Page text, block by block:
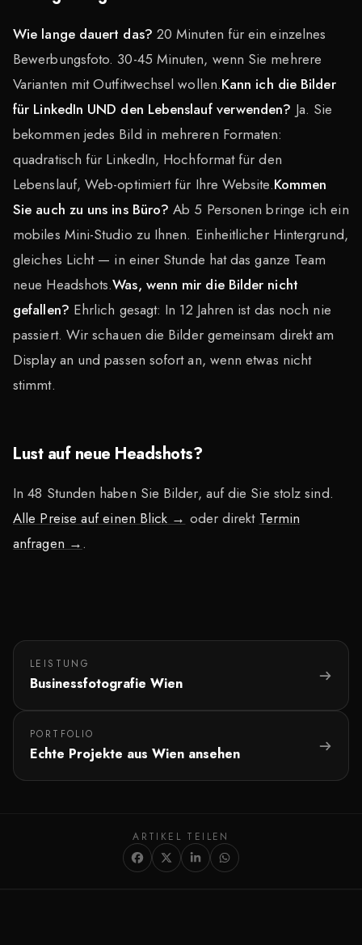
Wie lange dauert das? 20 Minuten für ein einzelnes
Bewerbungsfoto. 30-45 Minuten, wenn Sie mehrere
Varianten mit Outfitwechsel wollen.Kann ich die Bilder
für LinkedIn UND den Lebenslauf verwenden? Ja. Sie
bekommen jedes Bild in mehreren Formaten:
quadratisch für LinkedIn, Hochformat für den
Lebenslauf, Web-optimiert für Ihre Website.Kommen
Sie auch zu uns ins Büro? Ab 5 Personen bringe ich ein
mobiles Mini-Studio zu Ihnen. Einheitlicher Hintergrund,
gleiches Licht — in einer Stunde hat das ganze Team
neue Headshots.Was, wenn mir die Bilder nicht
gefallen? Ehrlich gesagt: In 12 Jahren ist das noch nie
passiert. Wir schauen die Bilder gemeinsam direkt am
Display an und passen sofort an, wenn etwas nicht
stimmt.
Lust auf neue Headshots?
In 48 Stunden haben Sie Bilder, auf die Sie stolz sind.
Alle Preise auf einen Blick → oder direkt Termin
anfragen →.
LEISTUNG
Businessfotografie Wien
PORTFOLIO
Echte Projekte aus Wien ansehen
ARTIKEL TEILEN